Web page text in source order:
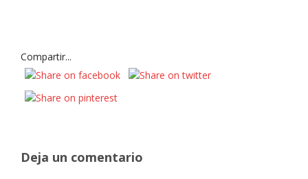
Compartir...
Deja un comentario